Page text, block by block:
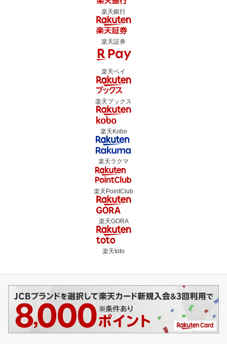
楽天銀行
楽天証券
楽天ペイ
楽天ブックス
楽天Kobo
楽天ラクマ
楽天PointClub
楽天GORA
楽天toto